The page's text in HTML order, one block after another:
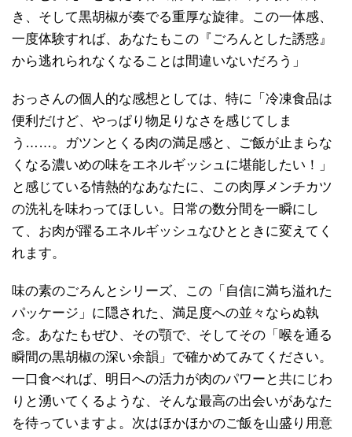
き、そして黒胡椒が奏でる重厚な旋律。この一体感、
一度体験すれば、あなたもこの『ごろんとした誘惑』
から逃れられなくなることは間違いないだろう」
おっさんの個人的な感想としては、特に「冷凍食品は
便利だけど、やっぱり物足りなさを感じてしま
う……。ガツンとくる肉の満足感と、ご飯が止まらな
くなる濃いめの味をエネルギッシュに堪能したい！」
と感じている情熱的なあなたに、この肉厚メンチカツ
の洗礼を味わってほしい。日常の数分間を一瞬にし
て、お肉が躍るエネルギッシュなひとときに変えてく
れます。
味の素のごろんとシリーズ、この「自信に満ち溢れた
パッケージ」に隠された、満足度への並々ならぬ執
念。あなたもぜひ、その顎で、そしてその「喉を通る
瞬間の黒胡椒の深い余韻」で確かめてみてください。
一口食べれば、明日への活力が肉のパワーと共にじわ
りと湧いてくるような、そんな最高の出会いがあなた
を待っていますよ。次はほかほかのご飯を山盛り用意